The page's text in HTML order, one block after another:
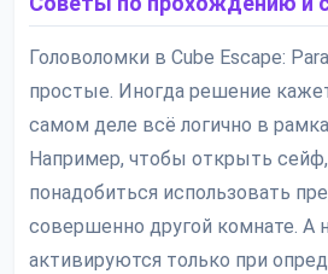
Головоломки в Cube Escape:
простые. Иногда решение
самом деле всё логично в
Например, чтобы открыть
понадобиться использовать
совершенно другой комнате. А
активируются только при